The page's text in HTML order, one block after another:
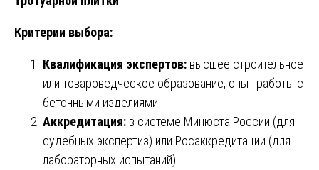
Критерии выбора:
Квалификация экспертов: высшее строительное
или товароведческое образование, опыт работы с
бетонными изделиями.
Аккредитация: в системе Минюста России (для
судебных экспертиз) или Росаккредитации (для
лабораторных испытаний).